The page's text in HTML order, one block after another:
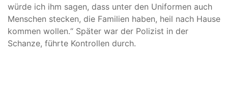
würde ich ihm sagen, dass unter den Uniformen auch
Menschen stecken, die Familien haben, heil nach Hause
kommen wollen.“ Später war der Polizist in der
Schanze, führte Kontrollen durch.